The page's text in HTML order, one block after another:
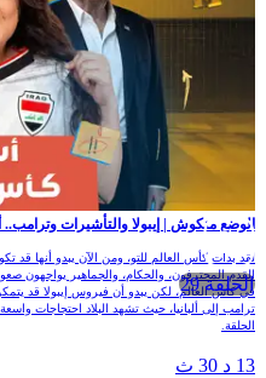
الحلقة 29
الوضع منكوش | إيبولا والتأشيرات وترامب..
لقد بدأت كأس العالم للتو، ومن الآن يبدو أنها قد
القدم المحترفون، والحكام، والجماهير يواجهون
في كأس العالم، لكن يبدو أن فيروس إيبولا قد
ترامب إلى ألبانيا، حيث تشهد البلاد احتجاجات
الحلقة.
13 د 30 ث